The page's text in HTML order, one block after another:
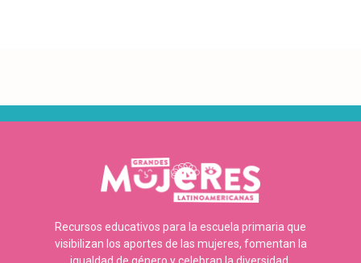
Recursos educativos para la escuela primaria que
visibilizan los aportes de las mujeres, fomentan la
igualdad de género y celebran la diversidad.